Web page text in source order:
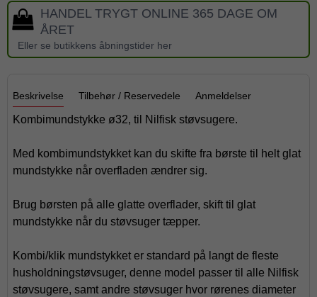
HANDEL TRYGT ONLINE 365 DAGE OM
ÅRET
Eller se butikkens åbningstider her
Beskrivelse Tilbehør / Reservedele Anmeldelser
Kombimundstykke ø32, til Nilfisk støvsugere.
Med kombimundstykket kan du skifte fra børste til helt glat
mundstykke når overfladen ændrer sig.
Brug børsten på alle glatte overflader, skift til glat
mundstykke når du støvsuger tæpper.
Kombi/klik mundstykket er standard på langt de fleste
husholdningstøvsuger, denne model passer til alle Nilfisk
støvsugere, samt andre støvsuger hvor rørenes diameter